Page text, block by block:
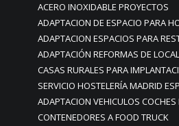
ACERO INOXIDABLE PROYECTOS
ADAPTACION DE ESPACIO PARA
ADAPTACION ESPACIOS PARA
ADAPTACIÓN REFORMAS DE
CASAS RURALES PARA
SERVICIO HOSTELERÍA MADRID
ADAPTACION VEHICULOS
CONTENEDORES A FOOD TRUCK